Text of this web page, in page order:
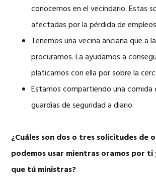
conocemos en el vecindario. Estas
afectadas por la pérdida de
Tenemos una vecina anciana que a
procuramos. La ayudamos a
platicamos con ella por sobre la
Estamos compartiendo una comida
guardias de seguridad a diario.
¿Cuáles son dos o tres solicitudes de
podemos usar mientras oramos por
que tú ministras?